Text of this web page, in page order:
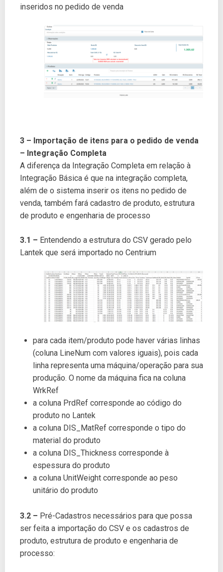
inseridos no pedido de venda
3 – Importação de itens para o pedido de venda
– Integração Completa
A diferença da Integração Completa em relação à
Integração Básica é que na integração completa,
além de o sistema inserir os itens no pedido de
venda, também fará cadastro de produto, estrutura
de produto e engenharia de processo
3.1 – Entendendo a estrutura do CSV gerado pelo
Lantek que será importado no Centrium
para cada item/produto pode haver várias linhas
(coluna LineNum com valores iguais), pois cada
linha representa uma máquina/operação para sua
produção. O nome da máquina fica na coluna
WrkRef
a coluna PrdRef corresponde ao código do
produto no Lantek
a coluna DIS_MatRef corresponde o tipo do
material do produto
a coluna DIS_Thickness corresponde à
espessura do produto
a coluna UnitWeight corresponde ao peso
unitário do produto
3.2 – Pré-Cadastros necessários para que possa
ser feita a importação do CSV e os cadastros de
produto, estrutura de produto e engenharia de
processo: